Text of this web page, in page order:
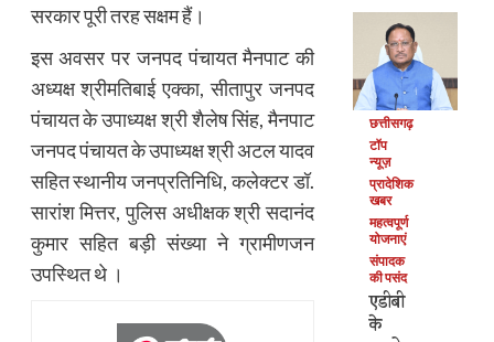
सरकार पूरी तरह सक्षम हैं।
इस अवसर पर जनपद पंचायत मैनपाट की
अध्यक्ष श्रीमतिबाई एक्का, सीतापुर जनपद
पंचायत के उपाध्यक्ष श्री शैलेष सिंह, मैनपाट
जनपद पंचायत के उपाध्यक्ष श्री अटल यादव
सहित स्थानीय जनप्रतिनिधि, कलेक्टर डॉ.
सारांश मित्तर, पुलिस अधीक्षक श्री सदानंद
कुमार सहित बड़ी संख्या ने ग्रामीणजन
उपस्थित थे ।
छत्तीसगढ़
टॉप
न्यूज़
प्रादेशिक
खबर
महत्वपूर्ण
योजनाएं
संपादक
की पसंद
एडीबी
के